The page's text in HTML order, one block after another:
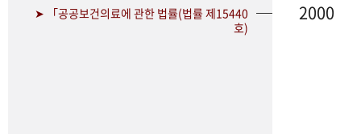
➤ 「공공보건의료에 관한 법률(법률 제15440
호)
2000